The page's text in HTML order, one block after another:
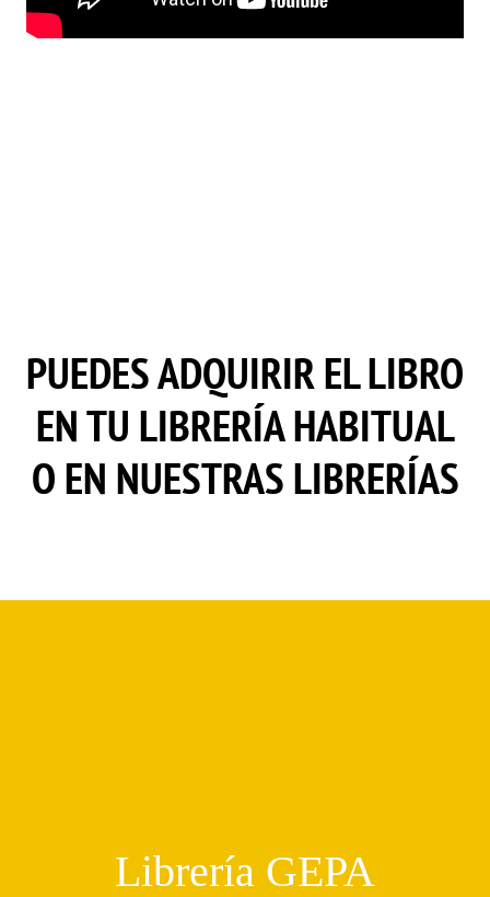
PUEDES ADQUIRIR EL LIBRO
EN TU LIBRERÍA HABITUAL
O EN NUESTRAS LIBRERÍAS
Librería GEPA